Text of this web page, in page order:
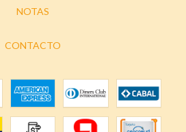
NOTAS
CONTACTO